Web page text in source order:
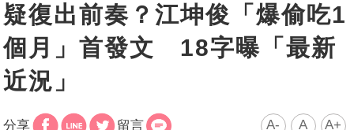
疑復出前奏？江坤俊「爆偷吃1
個月」首發文 18字曝「最新
近況」
分享 留言 A- A A+